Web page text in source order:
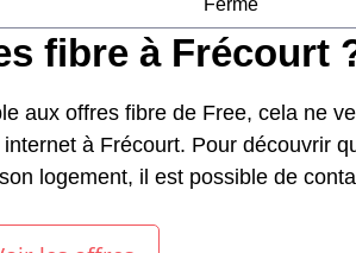
fibre à Frécourt
aux offres fibre de Free, cela ne
à Frécourt. Pour découvrir
logement, il est possible de